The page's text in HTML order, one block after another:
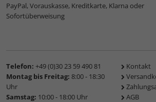
PayPal, Vorauskasse, Kreditkarte, Klarna oder
Sofortüberweisung
Telefon: +49 (0)30 23 59 490 81
Montag bis Freitag: 8:00 - 18:30
Uhr
Samstag: 10:00 - 18:00 Uhr
Kontakt
AGB